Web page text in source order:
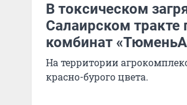
В токсическом
Салаирском
комбинат
На территории
красно-бурого цвета.